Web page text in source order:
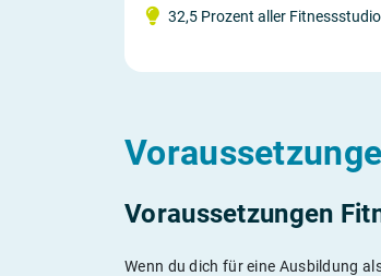
32,5 Prozent aller
Voraussetzungen
Wenn du dich für eine Ausbildung